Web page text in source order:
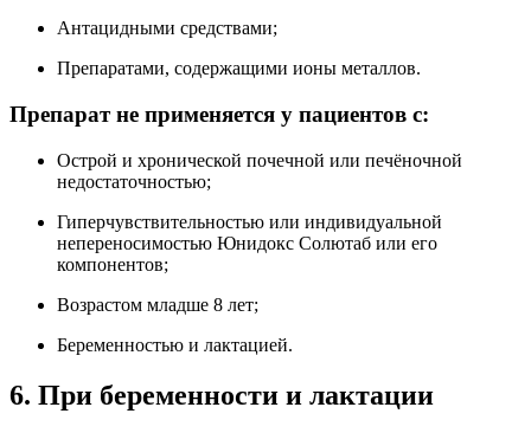
Антацидными средствами;
Препаратами, содержащими ионы металлов.
Препарат не применяется у пациентов с:
Острой и хронической почечной или печёночной
недостаточностью;
Гиперчувствительностью или индивидуальной
непереносимостью Юнидокс Солютаб или его
компонентов;
Возрастом младше 8 лет;
Беременностью и лактацией.
6. При беременности и лактации